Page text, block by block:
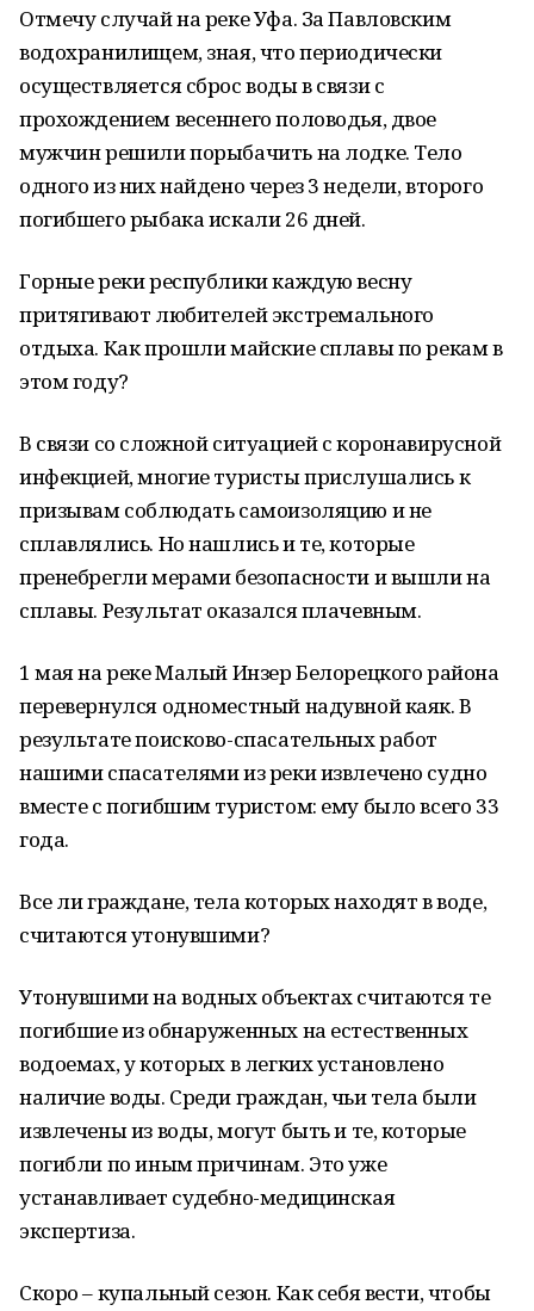
Отмечу случай на реке Уфа. За Павловским
водохранилищем, зная, что периодически
осуществляется сброс воды в связи с
прохождением весеннего половодья, двое
мужчин решили порыбачить на лодке. Тело
одного из них найдено через 3 недели, второго
погибшего рыбака искали 26 дней.
Горные реки республики каждую весну
притягивают любителей экстремального
отдыха. Как прошли майские сплавы по рекам в
этом году?
В связи со сложной ситуацией с коронавирусной
инфекцией, многие туристы прислушались к
призывам соблюдать самоизоляцию и не
сплавлялись. Но нашлись и те, которые
пренебрегли мерами безопасности и вышли на
сплавы. Результат оказался плачевным.
1 мая на реке Малый Инзер Белорецкого района
перевернулся одноместный надувной каяк. В
результате поисково-спасательных работ
нашими спасателями из реки извлечено судно
вместе с погибшим туристом: ему было всего 33
года.
Все ли граждане, тела которых находят в воде,
считаются утонувшими?
Утонувшими на водных объектах считаются те
погибшие из обнаруженных на естественных
водоемах, у которых в легких установлено
наличие воды. Среди граждан, чьи тела были
извлечены из воды, могут быть и те, которые
погибли по иным причинам. Это уже
устанавливает судебно-медицинская
экспертиза.
Скоро – купальный сезон. Как себя вести, чтобы